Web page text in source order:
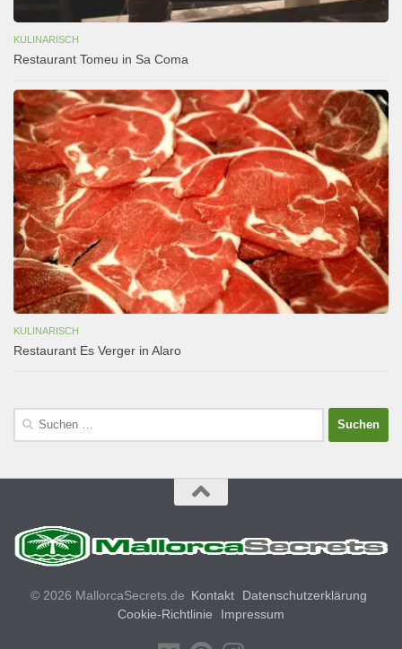
KULINARISCH
Restaurant Tomeu in Sa Coma
KULINARISCH
Restaurant Es Verger in Alaro
Suchen
© 2026 MallorcaSecrets.de Kontakt
Datenschutzerklärung
Cookie-Richtlinie
Impressum